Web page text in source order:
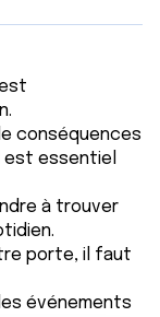
conséquences
essentiel
à trouver
porte, il faut
événements